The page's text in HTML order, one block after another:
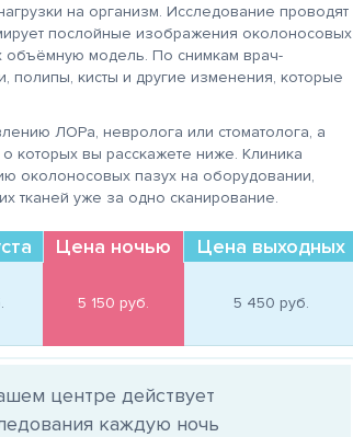
на организм. Исследование проводят
послойные изображения околоносовых
объёмную модель. По снимкам врач-
полипы, кисты и другие изменения, которые
ЛОРа, невролога или стоматолога, а
которых вы расскажете ниже. Клиника
околоносовых пазух на оборудовании,
тканей уже за одно сканирование.
Цена ночью Цена выходных
5 150 руб. 5 450 руб.
центре действует
каждую ночь